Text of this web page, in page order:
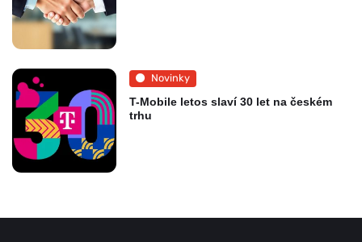
Novinky
T-Mobile letos slaví 30 let na českém
trhu